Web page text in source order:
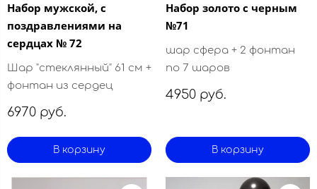
Набор мужской, с
поздравлениями на
сердцах № 72
Шар "стеклянный" 61 см +
фонтан из сердец
6970 руб.
В корзину
Набор золото с черным
№71
шар сфера + 2 фонтан
по 7 шаров
4950 руб.
В корзину